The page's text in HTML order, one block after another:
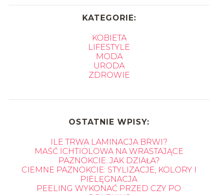
KATEGORIE:
KOBIETA
LIFESTYLE
MODA
URODA
ZDROWIE
OSTATNIE WPISY:
ILE TRWA LAMINACJA BRWI?
MAŚĆ ICHTIOLOWA NA WRASTAJĄCE
PAZNOKCIE: JAK DZIAŁA?
CIEMNE PAZNOKCIE: STYLIZACJE, KOLORY I
PIELĘGNACJA
PEELING WYKONAĆ PRZED CZY PO